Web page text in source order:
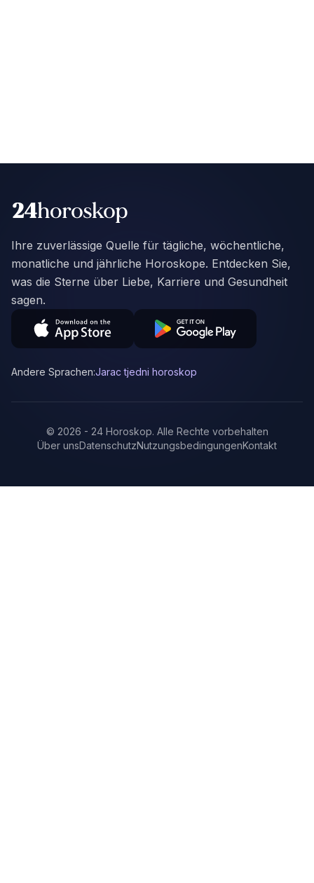
Ihre zuverlässige Quelle für tägliche, wöchentliche,
monatliche und jährliche Horoskope. Entdecken Sie,
was die Sterne über Liebe, Karriere und Gesundheit
sagen.
Andere Sprachen:Jarac tjedni horoskop
© 2026 - 24 Horoskop. Alle Rechte vorbehalten
Über unsDatenschutzNutzungsbedingungenKontakt